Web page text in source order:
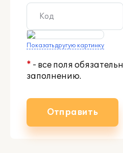
Показать другую картинку
* - все поля
заполнению.
Отправить